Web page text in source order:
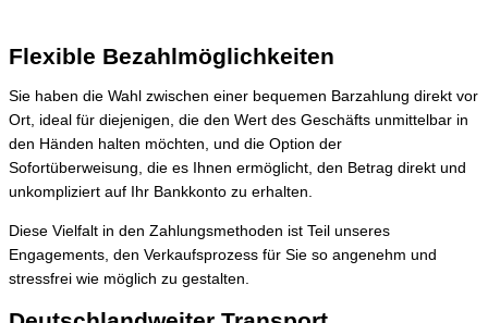
Flexible Bezahlmöglichkeiten
Sie haben die Wahl zwischen einer bequemen Barzahlung direkt vor
Ort, ideal für diejenigen, die den Wert des Geschäfts unmittelbar in
den Händen halten möchten, und die Option der
Sofortüberweisung, die es Ihnen ermöglicht, den Betrag direkt und
unkompliziert auf Ihr Bankkonto zu erhalten.
Diese Vielfalt in den Zahlungsmethoden ist Teil unseres
Engagements, den Verkaufsprozess für Sie so angenehm und
stressfrei wie möglich zu gestalten.